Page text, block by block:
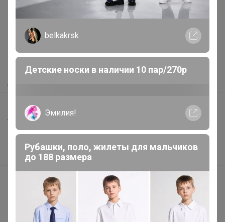
Как здесь все устроено?
Как сделать заказ?
Как получить?
Доставка
Шоурумы
Торговые марки
Наша команда
В наличии
Подарочные сертификаты
Реклама на сайте
Поставщикам
belkakrsk
Детские носки в наличии 10 пар/270р
Эмилия!
Рубашки, поло, жилеты для мальчиков
до 188 размера